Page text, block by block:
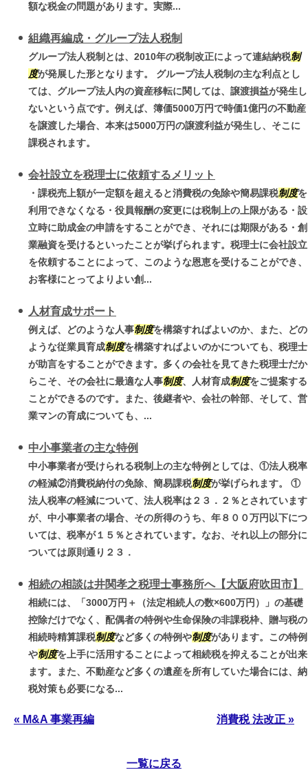
額な税金の問題があります。実際...
組織再編成・グループ法人税制
グループ法人税制とは、2010年の税制改正によって連結納税制
度が発展した形となります。 グループ法人税制の主な利点とし
ては、グループ法人内の資産移転に関しては、譲渡損益が発生し
ないという点です。例えば、簿価5000万円で時価1億円の不動産
を譲渡した場合、本来は5000万円の譲渡利益が発生し、そこに
課税されます。
会社設立を税理士に依頼するメリット
・課税売上額が一定額を超えると消費税の免除や簡易課税制度を
利用できなくなる・役員報酬の変更には税制上の上限がある・設
立時に助成金の申請をすることができ、それには期限がある・創
業融資を受けるといったことが挙げられます。税理士に会社設立
を依頼することによって、このような恩恵を受けることができ、
お客様にとってよりよい創...
人材育成サポート
例えば、どのような人事制度を構築すればよいのか、また、どの
ような従業員育成制度を構築すればよいのかについても、税理士
が助言をすることができます。多くの会社を見てきた税理士だか
らこそ、その会社に最適な人事制度、人材育成制度をご提案する
ことができるのです。また、後継者や、会社の幹部、そして、営
業マンの育成についても、...
中小事業者の主な特例
中小事業者が受けられる税制上の主な特例としては、①法人税率
の軽減②消費税納付の免除、簡易課税制度が挙げられます。 ①
法人税率の軽減について、法人税率は２３．２％とされています
が、中小事業者の場合、その所得のうち、年８００万円以下につ
いては、税率が１５％とされています。なお、それ以上の部分に
ついては原則通り２３．
相続の相談は井関孝之税理士事務所へ【大阪府吹田市】
相続には、「3000万円＋（法定相続人の数×600万円）」の基礎
控除だけでなく、配偶者の特例や生命保険の非課税枠、贈与税の
相続時精算課税制度など多くの特例や制度があります。この特例
や制度を上手に活用することによって相続税を抑えることが出来
ます。また、不動産など多くの遺産を所有していた場合には、納
税対策も必要になる...
« M&A 事業再編 消費税 法改正 »
一覧に戻る